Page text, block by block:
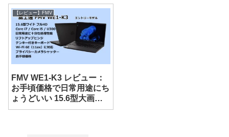
【レビュー】FMV
FMV WE1-K3 レビュー：
お手頃価格で日常用途にち
ょうどいい 15.6型大画面
ノート